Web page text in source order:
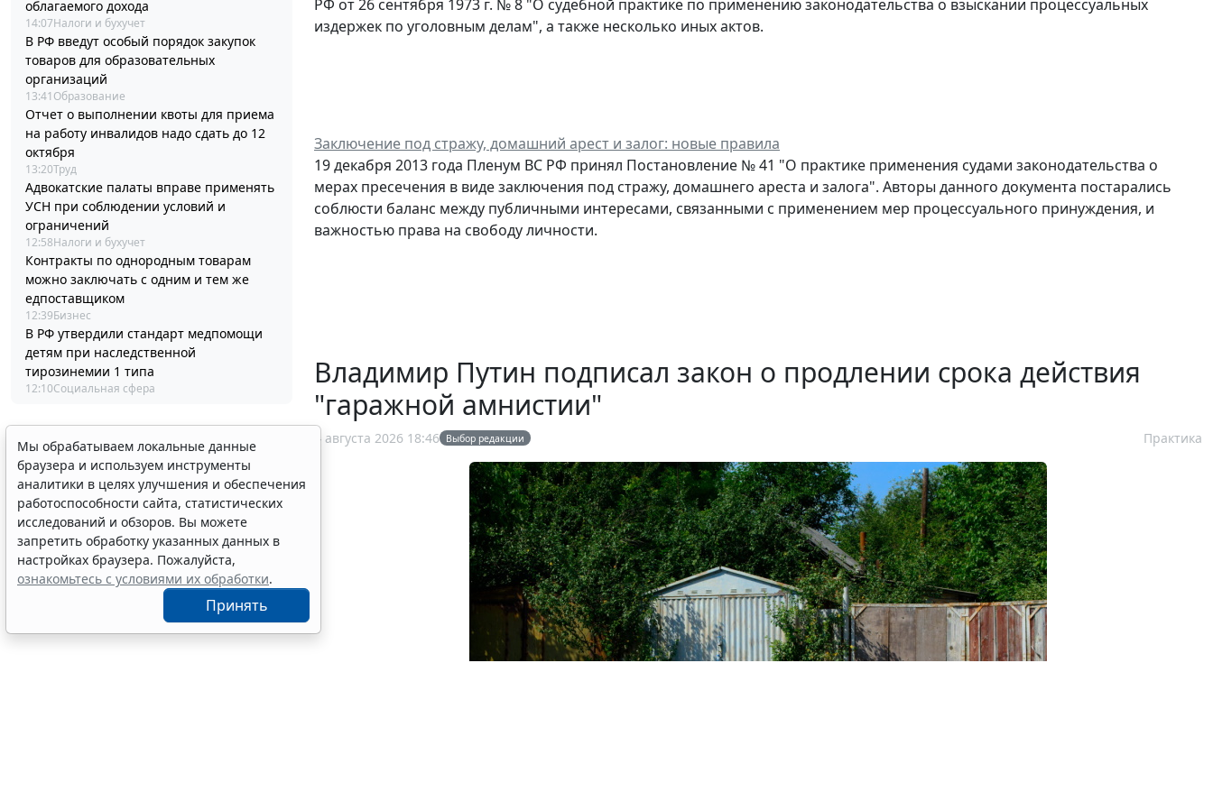
облагаемого дохода
14:07Налоги и бухучет
В РФ введут особый порядок закупок
товаров для образовательных
организаций
13:41 Образование
Отчет о выполнении квоты для приема
на работу инвалидов надо сдать до 12
октября
13:20Труд
Адвокатские палаты вправе применять
УСН при соблюдении условий и
ограничений
12:58Налоги и бухучет
Контракты по однородным товарам
можно заключать с одним и тем же
едпоставщиком
12:39Бизнес
В РФ утвердили стандарт медпомощи
детям при наследственной
тирозинемии 1 типа
12:10Социальная сфера
РФ от 26 сентября 1973 г. № 8 "О судебной практике по применению законодательства о взыскании процессуальных
издержек по уголовным делам", а также несколько иных актов.
Заключение под стражу, домашний арест и залог: новые правила
19 декабря 2013 года Пленум ВС РФ принял Постановление № 41 "О практике применения судами законодательства о
мерах пресечения в виде заключения под стражу, домашнего ареста и залога". Авторы данного документа постарались
соблюсти баланс между публичными интересами, связанными с применением мер процессуального принуждения, и
важностью права на свободу личности.
Владимир Путин подписал закон о продлении срока действия
"гаражной амнистии"
4 августа 2026 18:46 Выбор редакции Практика
Мы обрабатываем локальные данные
браузера и используем инструменты
аналитики в целях улучшения и обеспечения
работоспособности сайта, статистических
исследований и обзоров. Вы можете
запретить обработку указанных данных в
настройках браузера. Пожалуйста,
ознакомьтесь с условиями их обработки.
Принять